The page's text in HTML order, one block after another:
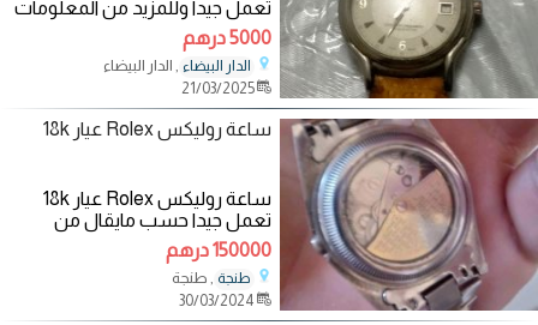
تعمل جيدا وللمزيد من المعلومات
التي سنتعرف عليها المرجو التواصل
معي
5000 درهم
الدار البيضاء , الدار البيضاء
21/03/2025
ساعة روليكس Rolex عيار 18k
ساعة روليكس Rolex عيار 18k
تعمل جيدا حسب مايقال من
الخبراء انها تحتوي على معدن انيق
مع القليل من الذهب
150000 درهم
طنجة , طنجة